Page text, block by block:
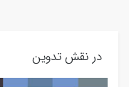
در نقش تدوین